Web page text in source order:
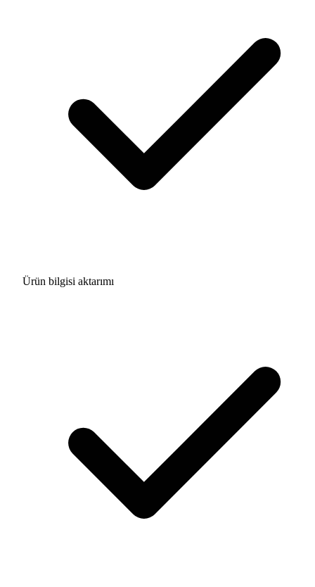
Ürün bilgisi aktarımı